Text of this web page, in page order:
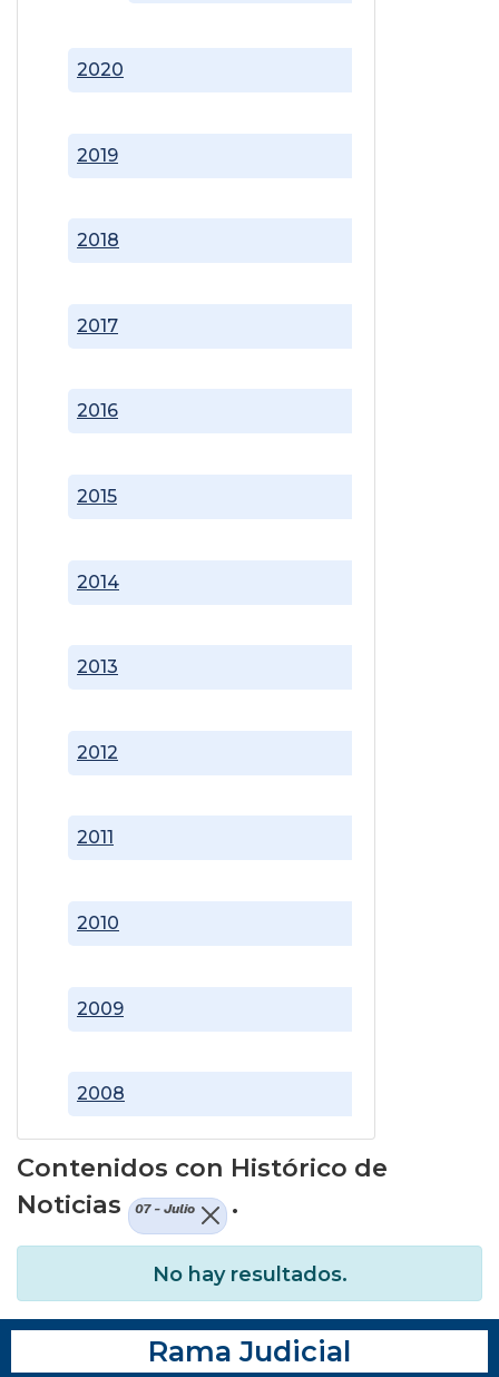
2008
2009
2010
2011
2012
2013
2014
2015
2016
2017
2018
2019
2020
Contenidos con Histórico de
Noticias
07 - Julio .
No hay resultados.
Rama Judicial